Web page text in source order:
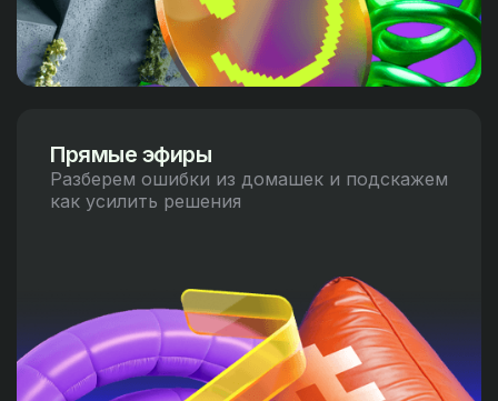
Прямые эфиры
Разберем ошибки из домашек и подскажем
как усилить решения